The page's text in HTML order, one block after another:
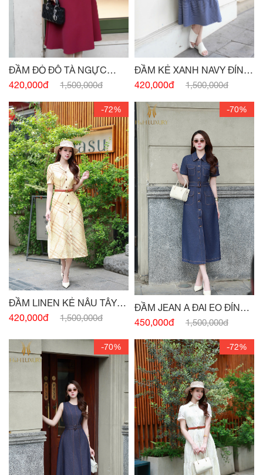
ĐẦM ĐỎ ĐÔ TÀ NGỰC
ĐÍNH CHARM
420,000đ 1,500,000đ
ĐẦM KẺ XANH NAVY ĐÍNH
CÚC
420,000đ 1,500,000đ
-72%
ĐẦM LINEN KẺ NÂU TÂY
CỔ VEST
420,000đ 1,500,000đ
-70%
ĐẦM JEAN A ĐAI EO ĐÍNH
CÚC
450,000đ 1,500,000đ
-70% -72%